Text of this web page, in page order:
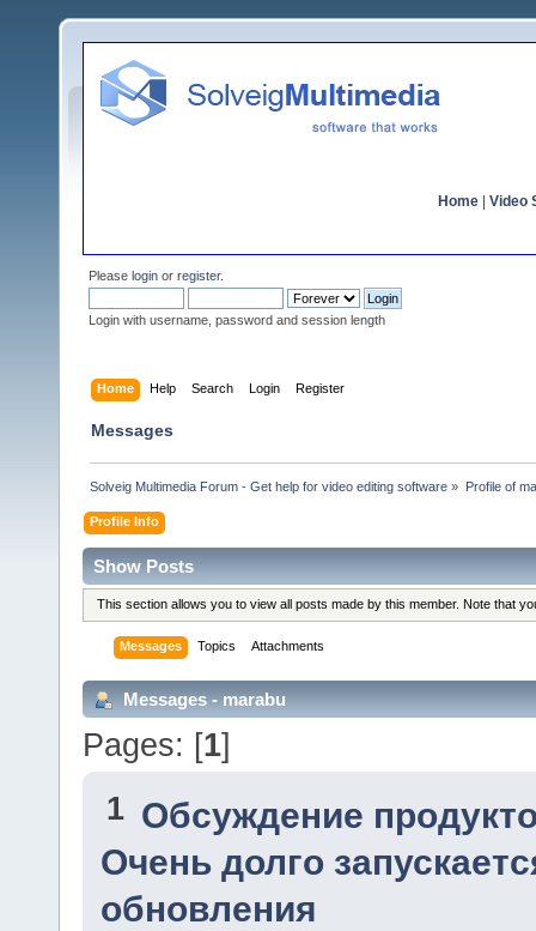
Home Video
Please login or register.
Login with username, password and session length
Home Help Search Login Register
Messages
Solveig Multimedia Forum - Get help for video editing software » Profile of
Profile Info
Show Posts
This section allows you to view all posts made by this member. Note that
Messages Topics Attachments
Messages - marabu
Pages: [1]
1 Обсуждение
Очень долго
обновления